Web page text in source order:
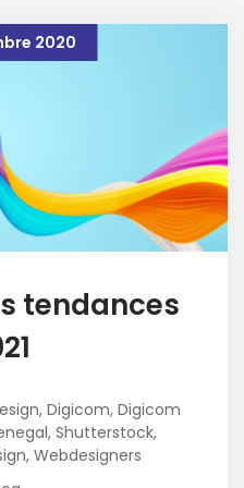
2020
tendances
, Digicom, Digicom
, Shutterstock,
, Webdesigners